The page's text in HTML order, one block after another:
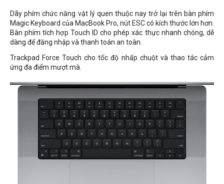
Dãy phím chức năng vật lý quen thuộc nay trở lại trên bàn phím
Magic Keyboard của MacBook Pro, nút ESC có kích thước lớn hơn.
Bàn phím tích hợp Touch ID cho phép xác thực nhanh chóng, dễ
dàng để đăng nhập và thanh toán an toàn.
Trackpad Force Touch cho tốc độ nhấp chuột và thao tác cảm
ứng đa điểm mượt mà.